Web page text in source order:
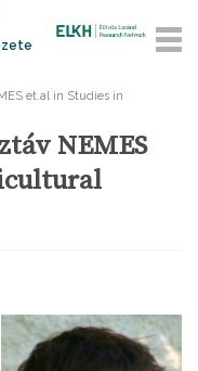
et.al in Studies in
NEMES